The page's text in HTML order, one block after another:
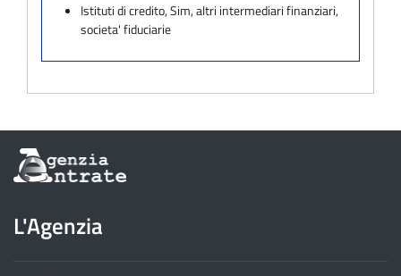
Istituti di credito, Sim, altri intermediari finanziari,
societa' fiduciarie
Informazioni
sul
dell'Agenzia
delle
Entrate
L'Agenzia